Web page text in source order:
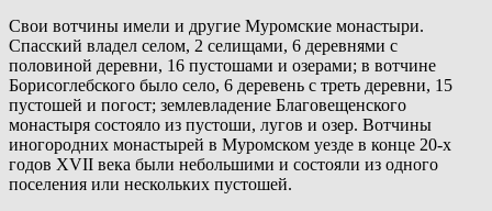
Свои вотчины имели и другие Муромские монастыри.
Спасский владел селом, 2 селищами, 6 деревнями с
половиной деревни, 16 пустошами и озерами; в вотчине
Борисоглебского было село, 6 деревень с треть деревни, 15
пустошей и погост; землевладение Благовещенского
монастыря состояло из пустоши, лугов и озер. Вотчины
иногородних монастырей в Муромском уезде в конце 20-х
годов XVII века были небольшими и состояли из одного
поселения или нескольких пустошей.